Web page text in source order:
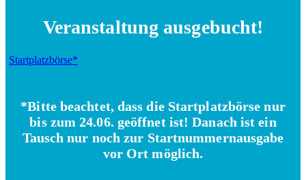
Veranstaltung ausgebucht!
Startplatzbörse*
*Bitte beachtet, dass die Startplatzbörse nur
bis zum 24.06. geöffnet ist! Danach ist ein
Tausch nur noch zur Startnummernausgabe
vor Ort möglich.